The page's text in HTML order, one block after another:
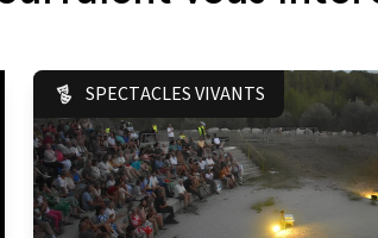
SPECTACLES VIVANTS